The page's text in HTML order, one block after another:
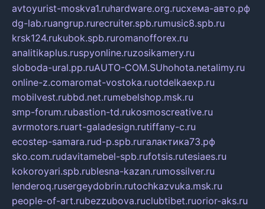
avtoyurist-moskva1.ruhardware.org.ruсхема-авто.рф
dg-lab.ruangrup.rurecruiter.spb.rumusic8.spb.ru
krsk124.rukubok.spb.ruromanofforex.ru
analitikaplus.ruspyonline.ruzosikamery.ru
sloboda-ural.pp.ruAUTO-COM.SUhohota.netalimy.ru
online-z.comaromat-vostoka.ruotdelkaexp.ru
mobilvest.rubbd.net.rumebelshop.msk.ru
smp-forum.rubastion-td.rukosmoscreative.ru
avrmotors.ruart-galadesign.rutiffany-c.ru
ecostep-samara.rud-p.spb.ruгалактика73.рф
sko.com.rudavitamebel-spb.rufotsis.rutesiaes.ru
kokoroyari.spb.rublesna-kazan.rumossilver.ru
lenderoq.rusergeydobrin.rutochkazvuka.msk.ru
people-of-art.rubezzubova.ruclubtibet.ruorior-aks.ru